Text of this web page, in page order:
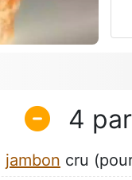
4
jambon cru